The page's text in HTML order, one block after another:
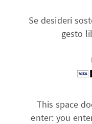
Se desideri
gesto
This space
enter: you